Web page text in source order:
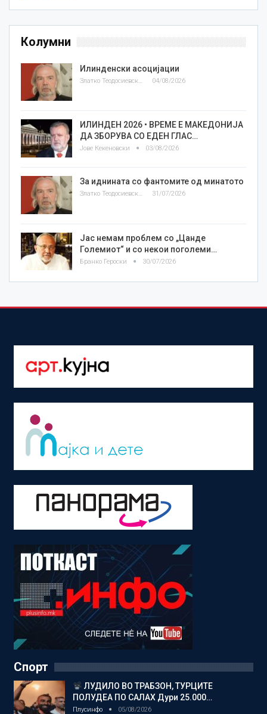
Колумни
Илинденски асоцијации
Златко Теодосиевски 04/08/2026
ИЛИНДЕН 2026 • ВРЕМЕ Е МАКЕДОНИЈА
ДА ЗБОРУВА СО ЕДЕН ГЛАС…
Јове Кекеновски 03/08/2026
За иднината со фантомите од минатото
Златко Теодосиевски 31/07/2026
Јас немам проблем со „Цанде
Големиот“ и со некои поголеми…
Бранко Героски 30/07/2026
Спорт
ЛУДИЛО ВО ТРАБЗОН, ТУРЦИТЕ
ПОЛУДЕА ПО САЛАХ Дури 25.000…
Плусинфо 05/08/2026